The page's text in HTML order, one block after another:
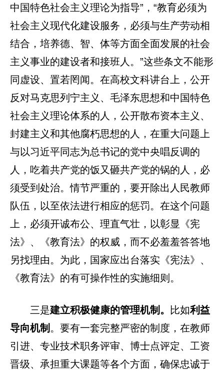
中国特色社会主义理论为指导”，“教育必须为
社会主义现代化建设服务，必须与生产劳动相
结合，培养德、智、体等方面全面发展的社会
主义事业的建设者和接班人。”这些条文不能形
同虚设、置若罔闻。在高校文科讲台上，公开
反对马克思列宁主义、毛泽东思想和中国特色
社会主义理论体系的人，公开散布资本主义、
封建主义和其他腐朽思想的人，在重大问题上
与以习近平同志为总书记的党中央唱反调的
人，吃着共产党的饭又砸共产党的锅的人，必
须受到处治。情节严重的，要开除出人民教师
队伍，以至依法进行相应的惩罚。在这个问题
上，必须开诚布公、理直气壮，以彰显《宪
法》、《教育法》的权威，而不必羞羞答答地
另找理由。为此，国家应出台落实《宪法》、
《教育法》的有可操作性的实施细则。
三是建立积极健康的管理机制。 比如利益
导向机制 。要有一套完整严密的制度，在教师
引进、专业技术职务评审、博士点评定、工资
晋级、承担重大课题等各个方面，确保忠诚于